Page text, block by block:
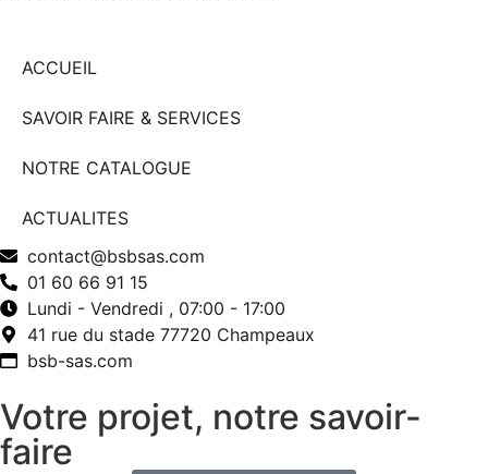
ACCUEIL
SAVOIR FAIRE & SERVICES
NOTRE CATALOGUE
ACTUALITES
contact@bsbsas.com
01 60 66 91 15
Lundi - Vendredi , 07:00 - 17:00
41 rue du stade 77720 Champeaux
bsb-sas.com
Votre projet, notre savoir-
faire